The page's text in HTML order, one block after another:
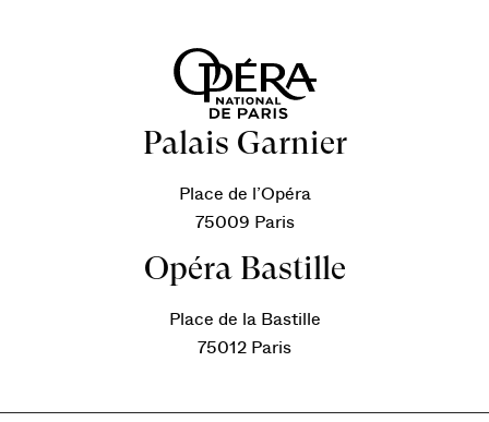
Palais Garnier
Place de l’Opéra
75009 Paris
Opéra Bastille
Place de la Bastille
75012 Paris